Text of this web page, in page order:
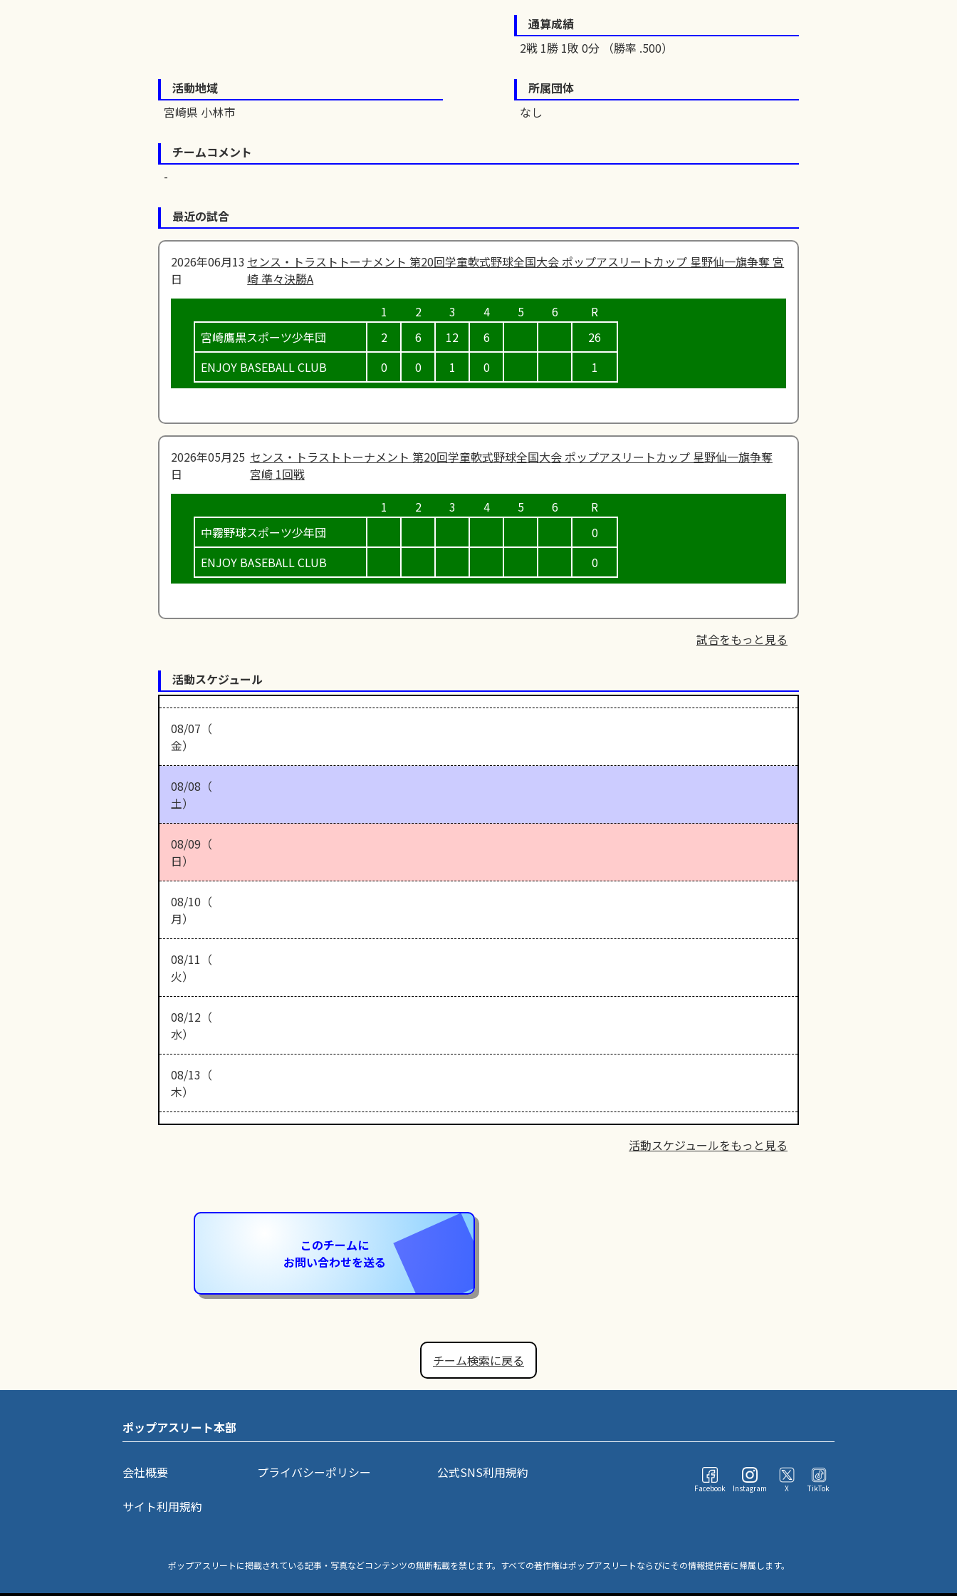
通算成績
2戦 1勝 1敗 0分 （勝率 .500）
活動地域
宮崎県 小林市
所属団体
なし
チームコメント
最近の試合
2026年06月13
日
センス・トラストトーナメント 第20回学童軟式野球全国大会 ポップアスリートカップ 星野仙一旗争奪 宮
崎 準々決勝A
宮崎鷹黒スポーツ少年団
ENJOY BASEBALL CLUB
2
0
6
0
12
1
6
0
26
1
2026年05月25
日
センス・トラストトーナメント 第20回学童軟式野球全国大会 ポップアスリートカップ 星野仙一旗争奪
宮崎 1回戦
中霧野球スポーツ少年団
ENJOY BASEBALL CLUB
0
0
試合をもっと見る
活動スケジュール
08/07（
金）
08/08（
土）
08/09（
日）
08/10（
月）
08/11（
火）
08/12（
水）
08/13（
木）
活動スケジュールをもっと見る
このチームに
お問い合わせを送る
チーム検索に戻る
ポップアスリート本部
会社概要 プライバシーポリシー
公式SNS利用規約
サイト利用規約
Facebook Instagram X TikTok
ポップアスリートに掲載されている記事・写真などコンテンツの無断転載を禁じます。すべての著作権はポップアスリートならびにその情報提供者に帰属します。